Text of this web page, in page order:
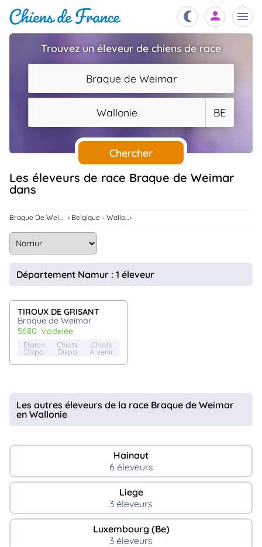
Chiots
Éleveurs
Étalons
Chiens
Services
..
Assurances
Connexion
Trouvez un éleveur de chiens de race
Braque de Weimar
Wallonie BE
Chercher
Les éleveurs de race Braque de Weimar
dans
Braque De Weimar Belgique - Wallonie
Département Namur : 1 éleveur
TIROUX DE GRISANT
Braque de Weimar
5680
vodelée
Etalon
Dispo
Chiots
Dispo
Chiots
A venir
Les autres éleveurs de la race Braque de Weimar
en Wallonie
Hainaut
6 éleveurs
Liege
3 éleveurs
Luxembourg (Be)
3 éleveurs